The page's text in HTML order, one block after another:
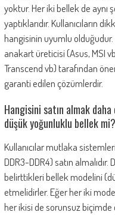
yoktur. Her iki bellek de aynı
yaptıklarıdır. Kullanıcıların
hangisinin uyumlu
anakart üreticisi (Asus, MSI
Transcend vb) tarafından
garanti edilen çözümlerdir.
Hangisini satın almak
düşük yoğunluklu bellek mi?
Kullanıcılar mutlaka
DDR3-DDR4) satın
belirttikleri bellek modelini
etmelidirler. Eğer her iki
her ikisi de sorunsuz biçimde